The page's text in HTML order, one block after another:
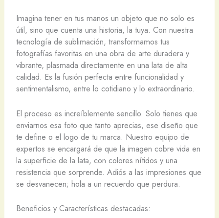
Imagina tener en tus manos un objeto que no solo es
útil, sino que cuenta una historia, la tuya. Con nuestra
tecnología de sublimación, transformamos tus
fotografías favoritas en una obra de arte duradera y
vibrante, plasmada directamente en una lata de alta
calidad. Es la fusión perfecta entre funcionalidad y
sentimentalismo, entre lo cotidiano y lo extraordinario.
El proceso es increíblemente sencillo. Solo tienes que
enviarnos esa foto que tanto aprecias, ese diseño que
te define o el logo de tu marca. Nuestro equipo de
expertos se encargará de que la imagen cobre vida en
la superficie de la lata, con colores nítidos y una
resistencia que sorprende. Adiós a las impresiones que
se desvanecen; hola a un recuerdo que perdura.
Beneficios y Características destacadas: